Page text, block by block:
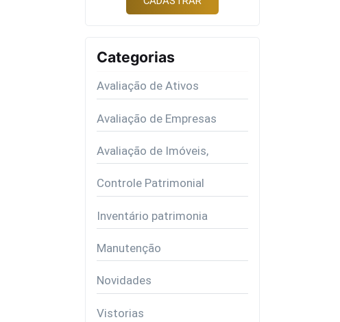
Categorias
Avaliação de Ativos
Avaliação de Empresas
Avaliação de Imóveis,
Controle Patrimonial
Inventário patrimonia
Manutenção
Novidades
Vistorias